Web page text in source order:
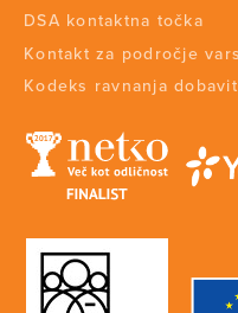
DSA kontaktna točka
Kontakt za področje
Kodeks ravnanja